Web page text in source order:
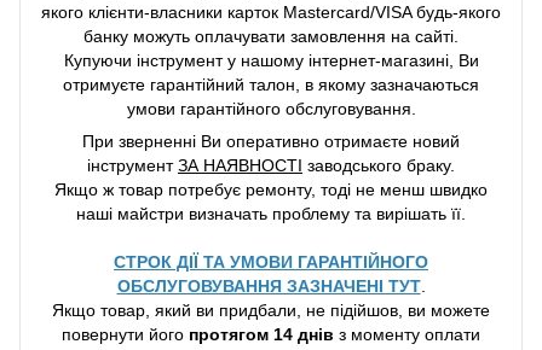
якого клієнти-власники карток Mastercard/VISA будь-якого
банку можуть оплачувати замовлення на сайті.
Купуючи інструмент у нашому інтернет-магазині, Ви
отримуєте гарантійний талон, в якому зазначаються
умови гарантійного обслуговування.
При зверненні Ви оперативно отримаєте новий
інструментЗА НАЯВНОСТІ заводського браку.
Якщо ж товар потребує ремонту, тоді не менш швидко
наші майстри визначать проблему та вирішать її.
СТРОК ДІЇ ТА УМОВИ ГАРАНТІЙНОГО
ОБСЛУГОВУВАННЯ ЗАЗНАЧЕНІ ТУТ.
Якщо товар, який ви придбали, не підійшов, ви можете
повернути його протягом 14 днів з моменту оплати